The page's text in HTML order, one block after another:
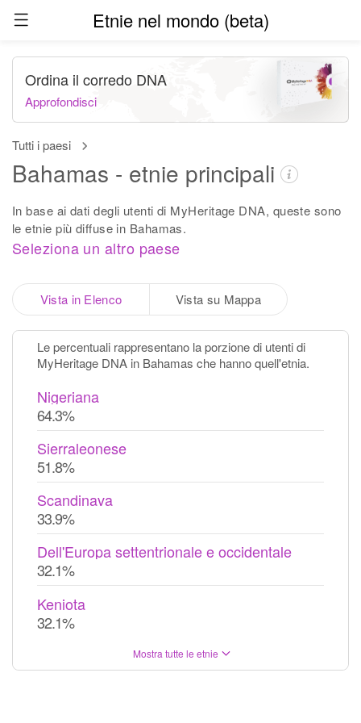
Etnie nel mondo (beta)
Tutti i paesi
Bahamas - etnie principali
In base ai dati degli utenti di MyHeritage DNA, queste sono
le etnie più diffuse in Bahamas.
Seleziona un altro paese
Ordina il corredo DNA
Approfondisci
Vista in Elenco Vista su Mappa
Le percentuali rappresentano la porzione di utenti di
MyHeritage DNA in Bahamas che hanno quell'etnia.
Nigeriana
64.3%
Sierraleonese
51.8%
Scandinava
33.9%
Dell'Europa settentrionale e occidentale
32.1%
Keniota
32.1%
Mostra tutte le etnie